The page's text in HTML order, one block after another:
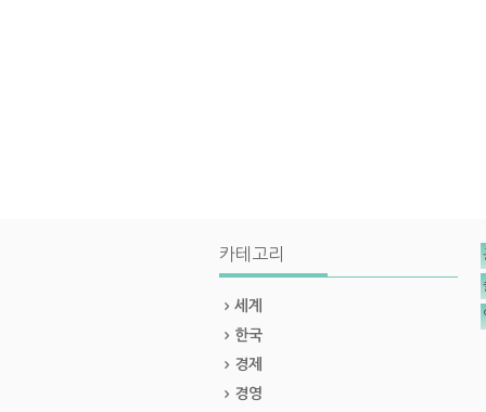
카테고리
세계
한국
경제
경영